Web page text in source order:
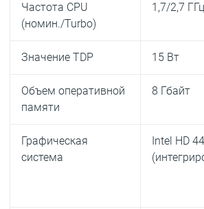
Частота CPU
(номин./Turbo)
1,7/2,7 ГГц
Значение TDP 15 Вт
Объем оперативной
памяти
8 Гбайт
Графическая
система
Intel HD